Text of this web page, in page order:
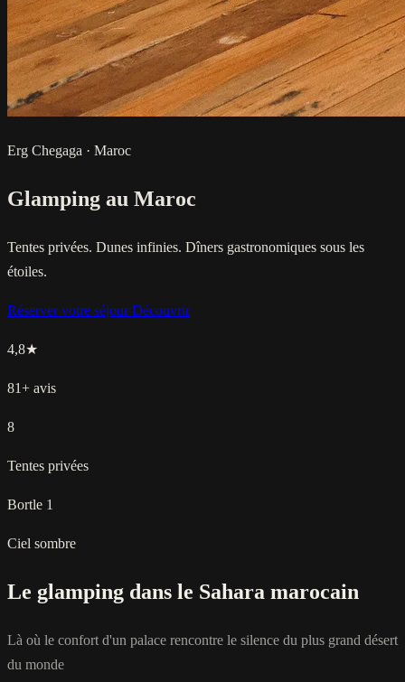
Erg Chegaga · Maroc
Glamping au Maroc
Tentes privées. Dunes infinies. Dîners gastronomiques sous les
étoiles.
Réserver votre séjourDécouvrir
4,8★
81+ avis
8
Tentes privées
Bortle 1
Ciel sombre
Le glamping dans le Sahara marocain
Là où le confort d'un palace rencontre le silence du plus grand désert
du monde